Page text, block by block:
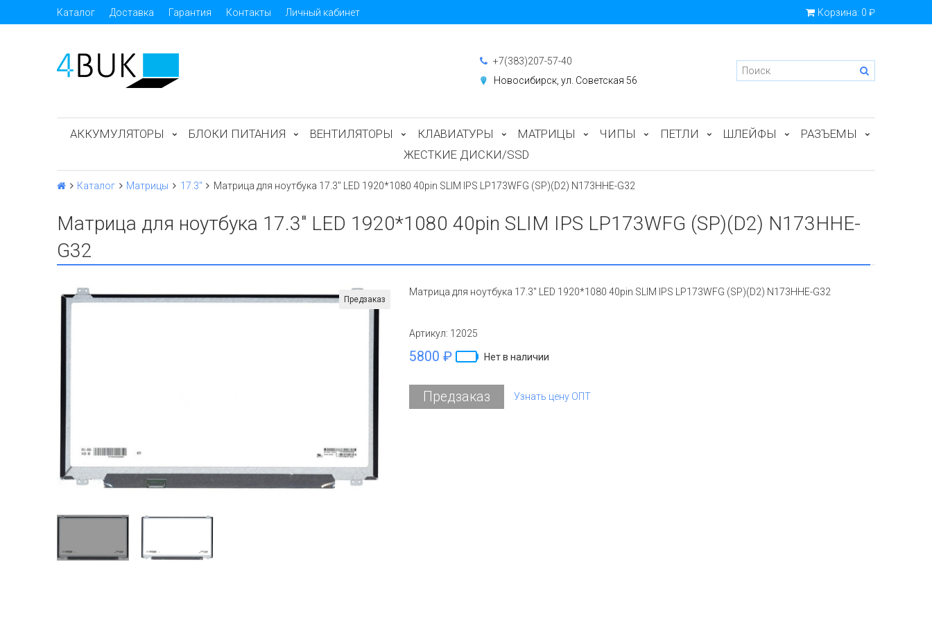
Каталог Доставка Гарантия Контакты Личный кабинет Корзина: 0 ₽
+7(383)207-57-40
Новосибирск, ул. Советская 56
АККУМУЛЯТОРЫ БЛОКИ ПИТАНИЯ ВЕНТИЛЯТОРЫ КЛАВИАТУРЫ МАТРИЦЫ ЧИПЫ ПЕТЛИ ШЛЕЙФЫ
РАЗЪЕМЫ
ЖЕСТКИЕ ДИСКИ/SSD
Каталог Матрицы 17.3" Матрица для ноутбука 17.3" LED 1920*1080 40pin SLIM IPS LP173WFG (SP)(D2) N173HHE-G32
Матрица для ноутбука 17.3" LED 1920*1080 40pin SLIM IPS LP173WFG (SP)(D2) N173HHE-
G32
Предзаказ
Матрица для ноутбука 17.3" LED 1920*1080 40pin SLIM IPS LP173WFG (SP)(D2) N173HHE-G32
Артикул: 12025
5800 ₽ Нет в наличии
Предзаказ Узнать цену ОПТ